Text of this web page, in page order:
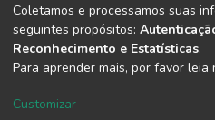
Repositório
Cookie settings | Privacy policy | End
Coletamos e processamos suas
seguintes propósitos:
Reconhecimento e Estatísticas.
Para aprender mais, por favor leia
Customizar